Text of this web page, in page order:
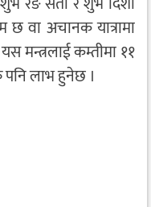
वा अचानक यात्रामा
कम्तीमा ११
पनि लाभ हुनेछ ।